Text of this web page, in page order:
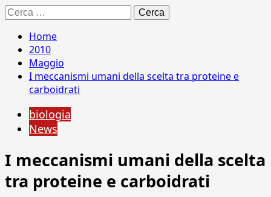
Ricerca
per:
Home
2010
Maggio
I meccanismi umani della scelta tra proteine e
carboidrati
biologia
News
I meccanismi umani della scelta
tra proteine e carboidrati